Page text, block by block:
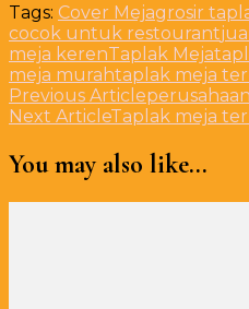
Tags: Cover Mejagrosir
cocok untuk restourant
meja kerenTaplak Meja
meja murahtaplak meja
Post
Navigation
Previous Article
Next ArticleTaplak meja
You may also like...